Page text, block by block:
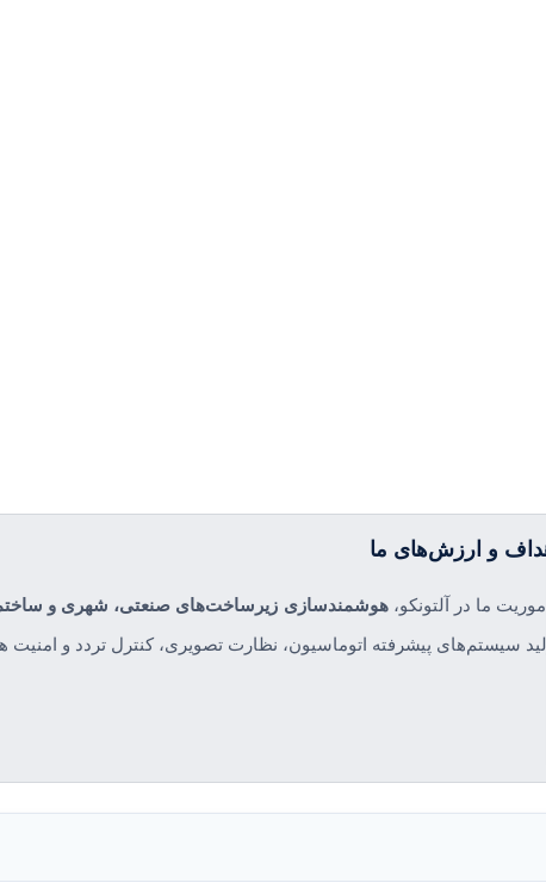
و ارزش‌های ما
ما در آلتونکو،هوشمندسازی زیرساخت‌های صنعتی، شهری و
سیستم‌های پیشرفته اتوماسیون، نظارت تصویری، کنترل تردد و امنیت